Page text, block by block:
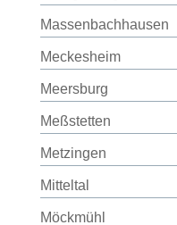
Massenbachhausen
Meckesheim
Meersburg
Meßstetten
Metzingen
Mitteltal
Möckmühl